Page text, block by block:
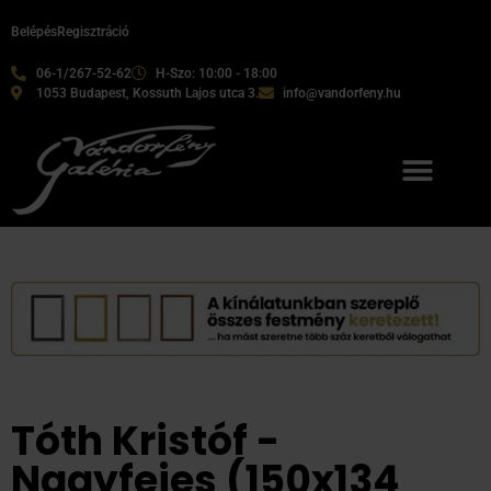
06-1/267-52-62
H-Szo: 10:00 - 18:00
1053 Budapest, Kossuth Lajos utca 3.
info@vandorfeny.hu
BelépésRegisztráció
Tóth Kristóf -